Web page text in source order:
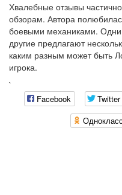
Хвалебные отзывы
обзорам. Автора
боевыми механиками. Одни
другие предлагают
каким разным может быть
игрока.
`
Facebook Twitter